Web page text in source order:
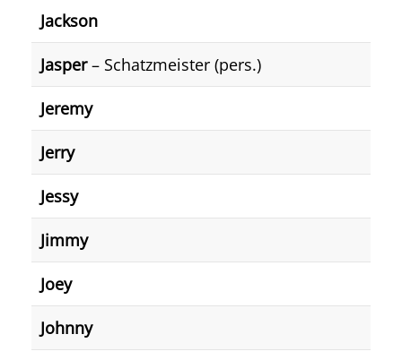
Jackson
Jasper– Schatzmeister (pers.)
Jeremy
Jerry
Jessy
Jimmy
Joey
Johnny